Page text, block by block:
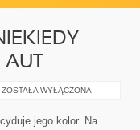
O
SAMOCHODU
NIEKIEDY
ZOSTAŁA WYŁĄCZONA
jego kolor. Na